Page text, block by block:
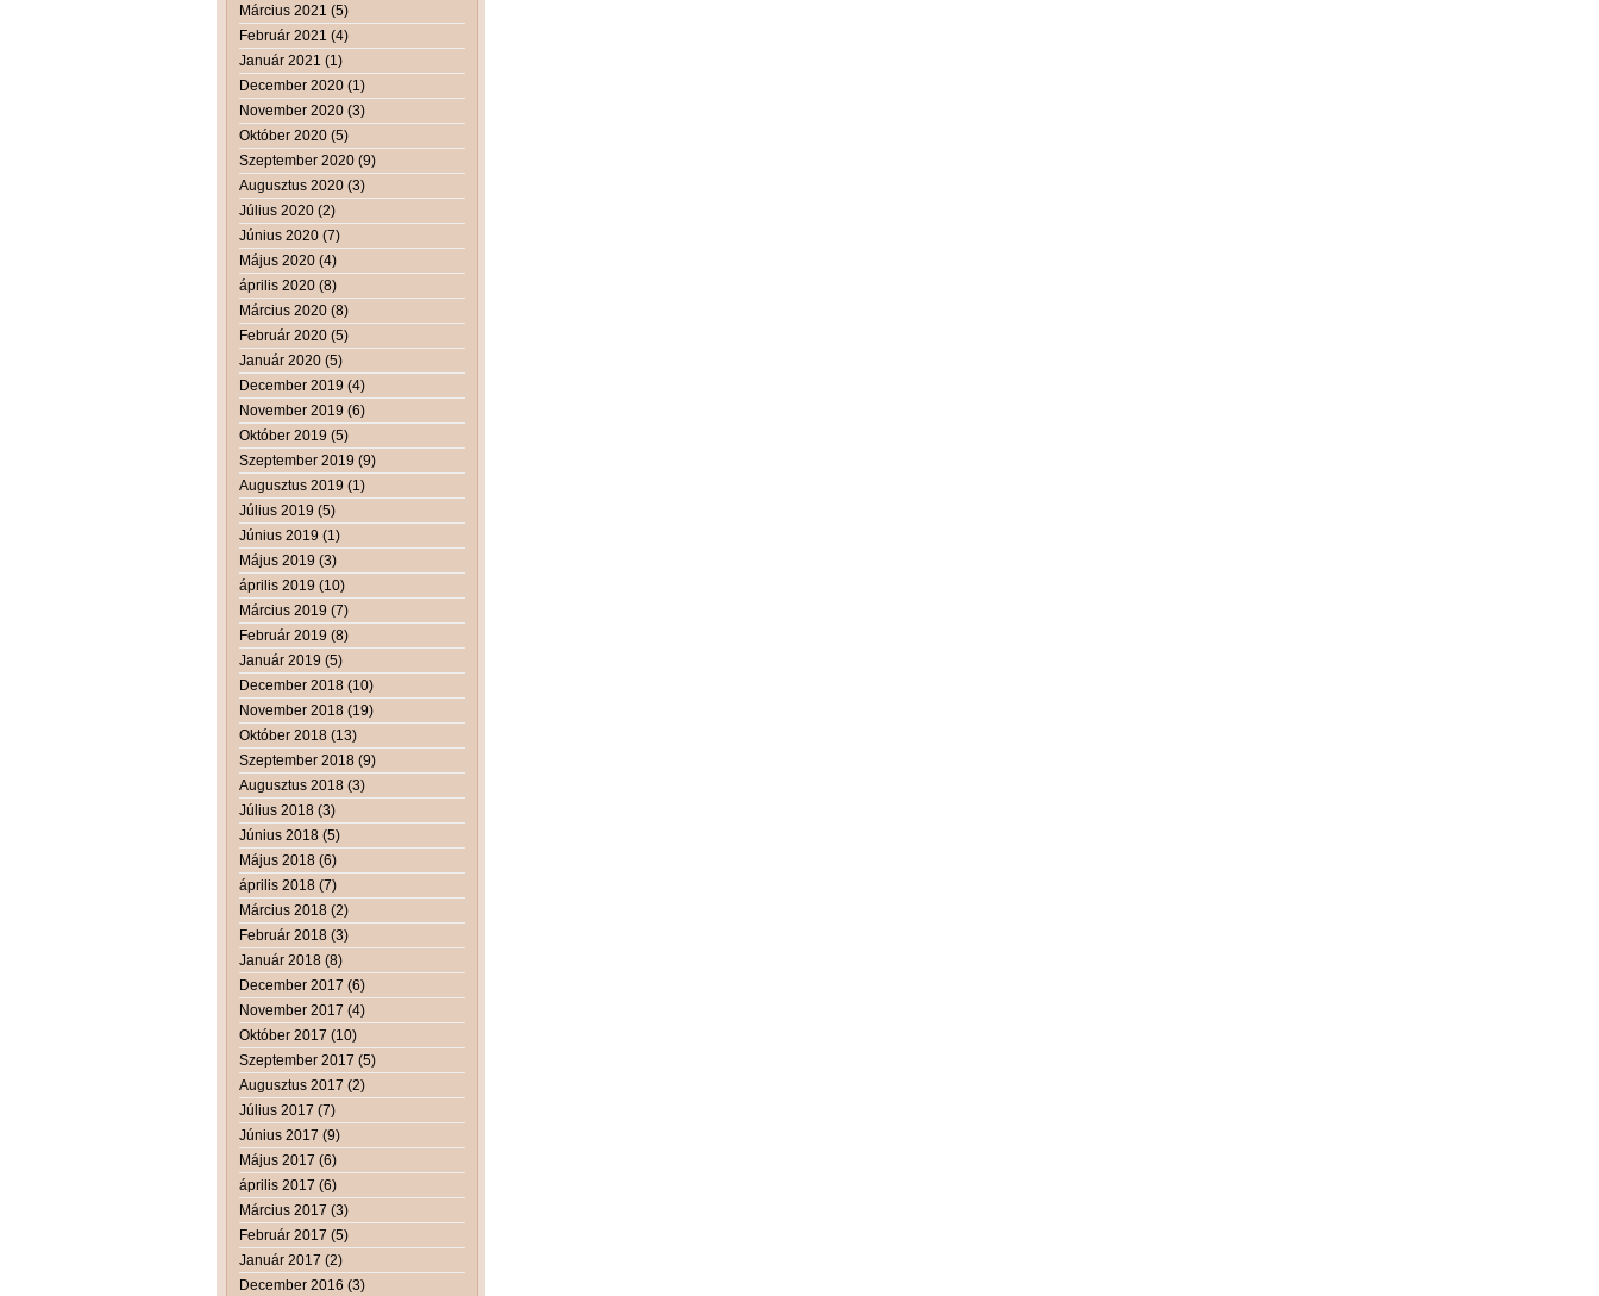
Március 2021 (5)
Február 2021 (4)
Január 2021 (1)
December 2020 (1)
November 2020 (3)
Október 2020 (5)
Szeptember 2020 (9)
Augusztus 2020 (3)
Július 2020 (2)
Június 2020 (7)
Május 2020 (4)
április 2020 (8)
Március 2020 (8)
Február 2020 (5)
Január 2020 (5)
December 2019 (4)
November 2019 (6)
Október 2019 (5)
Szeptember 2019 (9)
Augusztus 2019 (1)
Július 2019 (5)
Június 2019 (1)
Május 2019 (3)
április 2019 (10)
Március 2019 (7)
Február 2019 (8)
Január 2019 (5)
December 2018 (10)
November 2018 (19)
Október 2018 (13)
Szeptember 2018 (9)
Augusztus 2018 (3)
Július 2018 (3)
Június 2018 (5)
Május 2018 (6)
április 2018 (7)
Március 2018 (2)
Február 2018 (3)
Január 2018 (8)
December 2017 (6)
November 2017 (4)
Október 2017 (10)
Szeptember 2017 (5)
Augusztus 2017 (2)
Július 2017 (7)
Június 2017 (9)
Május 2017 (6)
április 2017 (6)
Március 2017 (3)
Február 2017 (5)
Január 2017 (2)
December 2016 (3)